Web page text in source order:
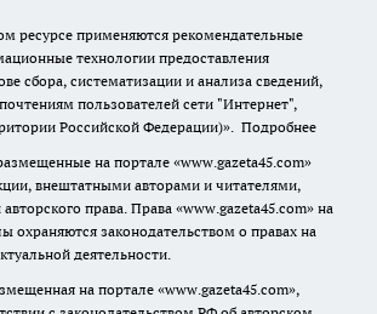
ресурсе применяются рекомендательные
технологии предоставления
сбора, систематизации и анализа сведений,
пользователей сети "Интернет",
Российской Федерации)». Подробнее
на портале «www.gazeta45.com»
внештатными авторами и читателями,
права. Права «www.gazeta45.com» на
охраняются законодательством о правах на
деятельности.
на портале «www.gazeta45.com»,